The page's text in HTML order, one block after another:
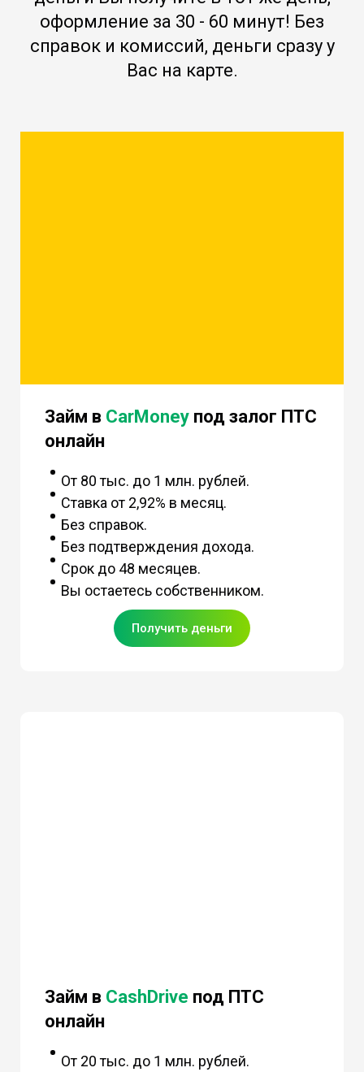
оформление за 30 - 60 минут! Без
справок и комиссий, деньги сразу у
Вас на карте.
Займ в CarMoney под залог ПТС
онлайн
От 80 тыс. до 1 млн. рублей.
Ставка от 2,92% в месяц.
Без справок.
Без подтверждения дохода.
Срок до 48 месяцев.
Вы остаетесь собственником.
Получить деньги
Займ в CashDrive под ПТС
онлайн
От 20 тыс. до 1 млн. рублей.